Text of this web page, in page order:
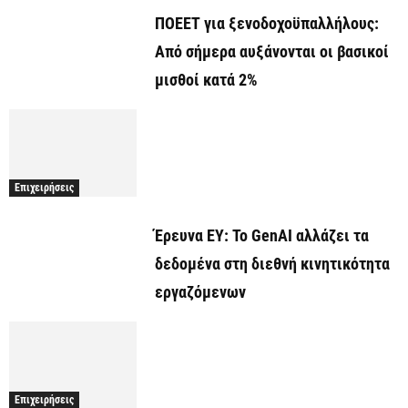
ΠΟΕΕΤ για ξενοδοχοϋπαλλήλους:
Από σήμερα αυξάνονται οι βασικοί
μισθοί κατά 2%
Επιχειρήσεις
Έρευνα EY: Το GenAI αλλάζει τα
δεδομένα στη διεθνή κινητικότητα
εργαζόμενων
Επιχειρήσεις